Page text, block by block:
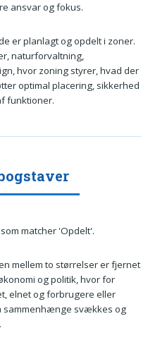
ansvar og fokus.
er planlagt og opdelt i zoner.
naturforvaltning,
hvor zoning styrer, hvad der
optimal placering, sikkerhed
funktioner.
matcher 'Opdelt'.
mellem to størrelser er fjernet
og politik, hvor for
elnet og forbrugere eller
sammenhænge svækkes og